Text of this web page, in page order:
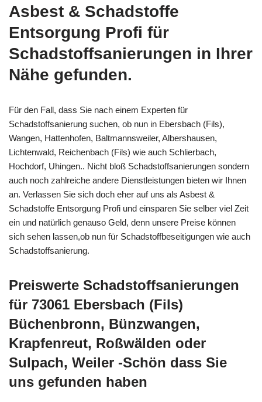
Asbest & Schadstoffe
Entsorgung Profi für
Schadstoffsanierungen in Ihrer
Nähe gefunden.
Für den Fall, dass Sie nach einem Experten für
Schadstoffsanierung suchen, ob nun in Ebersbach (Fils),
Wangen, Hattenhofen, Baltmannsweiler, Albershausen,
Lichtenwald, Reichenbach (Fils) wie auch Schlierbach,
Hochdorf, Uhingen.. Nicht bloß Schadstoffsanierungen sondern
auch noch zahlreiche andere Dienstleistungen bieten wir Ihnen
an. Verlassen Sie sich doch eher auf uns als Asbest &
Schadstoffe Entsorgung Profi und einsparen Sie selber viel Zeit
ein und natürlich genauso Geld, denn unsere Preise können
sich sehen lassen,ob nun für Schadstoffbeseitigungen wie auch
Schadstoffsanierung.
Preiswerte Schadstoffsanierungen
für 73061 Ebersbach (Fils)
Büchenbronn, Bünzwangen,
Krapfenreut, Roßwälden oder
Sulpach, Weiler -Schön dass Sie
uns gefunden haben